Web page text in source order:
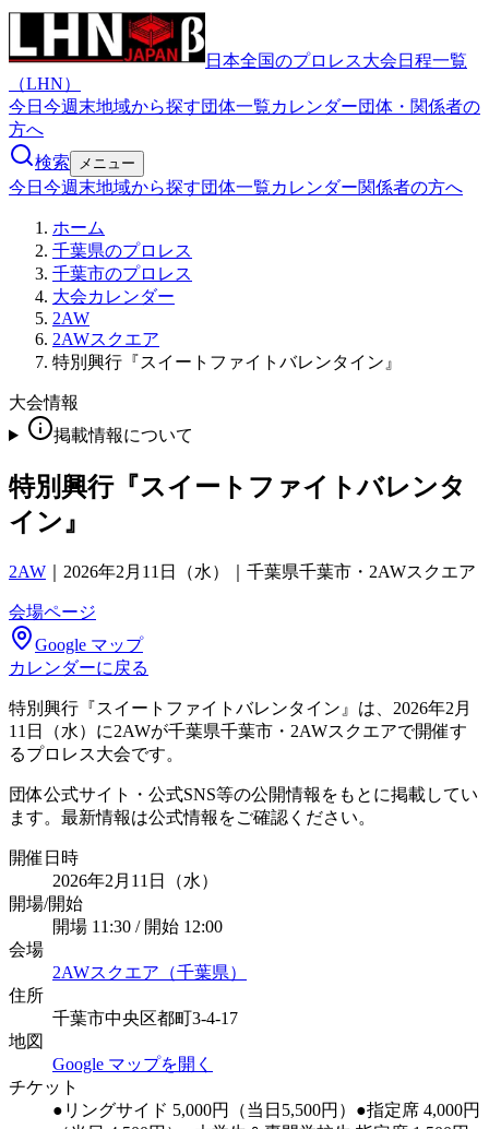
日本全国のプロレス大会日程一覧
（LHN）
今日 今週末地域から探す団体一覧カレンダー団体・関係者の
方へ
検索
メニュー
今日 今週末地域から探す団体一覧カレンダー関係者の方へ
ホーム
千葉県のプロレス
千葉市のプロレス
大会カレンダー
2AW
2AWスクエア
特別興行『スイートファイトバレンタイン』
大会情報
掲載情報について
特別興行『スイートファイトバレンタ
イン』
2AW 2026年2月11日（水）｜千葉県千葉市・2AWスクエア
会場ページ
Google マップ
カレンダーに戻る
特別興行『スイートファイトバレンタイン』は、2026年2月
11日（水）に2AWが千葉県千葉市・2AWスクエアで開催す
るプロレス大会です。
団体公式サイト・公式SNS等の公開情報をもとに掲載してい
ます。最新情報は公式情報をご確認ください。
開催日時
2026年2月11日（水）
開場/開始
開場 11:30 / 開始 12:00
会場
2AWスクエア（千葉県）
住所
千葉市中央区都町3-4-17
地図
Google マップを開く
チケット
●リングサイド 5,000円（当日5,500円）●指定席 4,000円